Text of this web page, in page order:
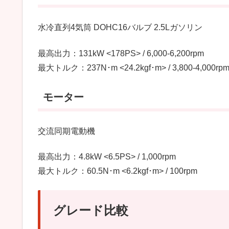
水冷直列4気筒 DOHC16バルブ 2.5Lガソリン
最高出力：131kW <178PS> / 6,000-6,200rpm
最大トルク：237N･m <24.2kgf･m> / 3,800-4,000rpm
モーター
交流同期電動機
最高出力：4.8kW <6.5PS> / 1,000rpm
最大トルク：60.5N･m <6.2kgf･m> / 100rpm
グレード比較